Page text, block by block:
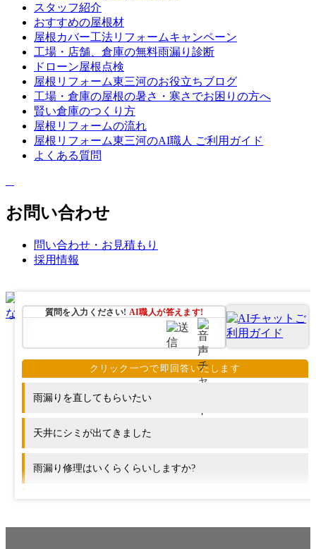
スタッフ紹介
おすすめの屋根材
屋根カバー工法リフォームキャンペーン
工場・店舗、倉庫の無料雨漏り診断
ドローン屋根点検
屋根リフォーム東三河のお役立ちブログ
工場・倉庫の屋根の暑さ・寒さでお困りの方へ
賢い倉庫のつくり方
屋根リフォームの流れ
屋根リフォーム東三河のAI職人 ご利用ガイド
よくある質問
お問い合わせ
問い合わせ・お見積もり
採用情報
質問を入力ください! AI職人が答えます!
雨漏りを直してもらいたい
天井にシミが出てきました
雨漏り修理はいくらくらいしますか?